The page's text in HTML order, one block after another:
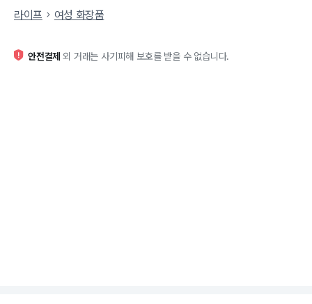
라이프
여성 화장품
안전결제 외 거래는 사기피해 보호를 받을 수 없습니다.